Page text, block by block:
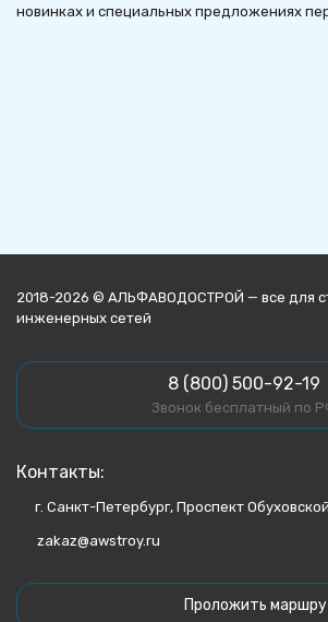
новинках и специальных предложениях
2018-2026 © АЛЬФАВОДОСТРОЙ — все для
инженерных сетей
8 (800) 500-92-19
Звонок бесплатный по
Контакты:
г. Санкт-Петербург, Проспект
zakaz@awstroy.ru
Проложить